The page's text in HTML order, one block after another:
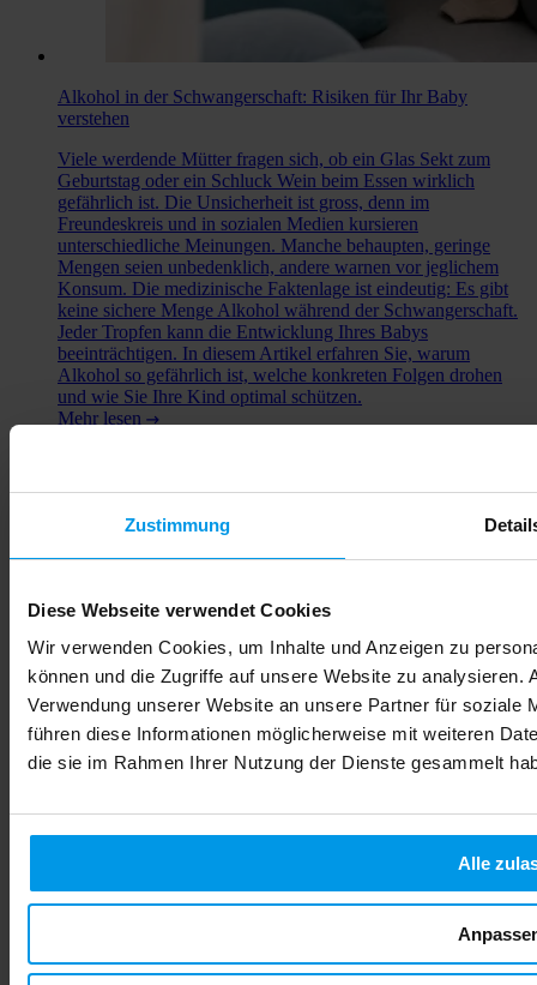
Zustimmung
Diese Webseite verwendet Cookies
Wir verwenden Cookies, um Inhalte und Anzeigen zu
können und die Zugriffe auf unsere Website zu analysieren.
Verwendung unserer Website an unsere Partner für soziale
führen diese Informationen möglicherweise mit weiteren
die sie im Rahmen Ihrer Nutzung der Dienste gesammelt
Alle
Alkohol in der Schwangerschaft: Risiken für Ihr Baby
verstehen
Viele werdende Mütter fragen sich, ob ein Glas Sekt zum
Geburtstag oder ein Schluck Wein beim Essen wirklich
gefährlich ist. Die Unsicherheit ist gross, denn im
Freundeskreis und in sozialen Medien kursieren
unterschiedliche Meinungen. Manche behaupten, geringe
Mengen seien unbedenklich, andere warnen vor jeglichem
Konsum. Die medizinische Faktenlage ist eindeutig: Es gibt
keine sichere Menge Alkohol während der Schwangerschaft.
Jeder Tropfen kann die Entwicklung Ihres Babys
beeinträchtigen. In diesem Artikel erfahren Sie, warum
Alkohol so gefährlich ist, welche konkreten Folgen drohen
und wie Sie Ihre Kind optimal schützen.
Mehr lesen